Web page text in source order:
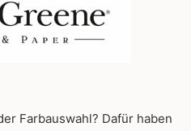
Farbauswahl? Dafür haben